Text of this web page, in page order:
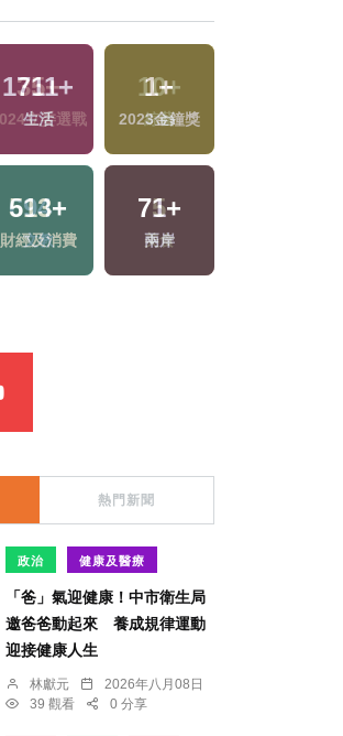
1711+
生活
1+
2023金鐘獎
513+
財經及消費
71+
兩岸
熱門新聞
政治 健康及醫療
「爸」氣迎健康！中市衛生局
邀爸爸動起來 養成規律運動
迎接健康人生
林獻元
2026年八月08日
39 觀看
0 分享